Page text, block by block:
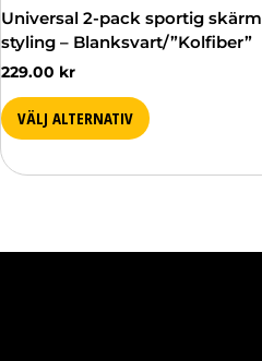
Universal 2-pack sportig skärm
styling – Blanksvart/”Kolfiber”
229.00 kr
VÄLJ ALTERNATIV